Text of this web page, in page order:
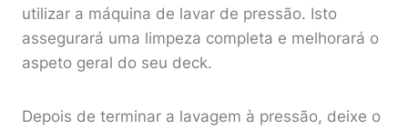
utilizar a máquina de lavar de pressão. Isto
assegurará uma limpeza completa e melhorará o
aspeto geral do seu deck.
Depois de terminar a lavagem à pressão, deixe o